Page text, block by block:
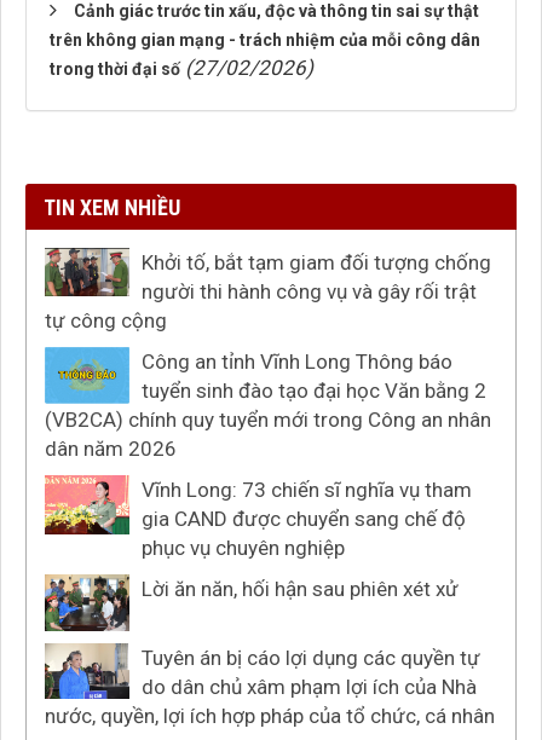
Cảnh giác trước tin xấu, độc và thông tin sai sự thật
trên không gian mạng - trách nhiệm của mỗi công dân
trong thời đại số (27/02/2026)
TIN XEM NHIỀU
Khởi tố, bắt tạm giam đối tượng chống
người thi hành công vụ và gây rối trật
tự công cộng
Công an tỉnh Vĩnh Long Thông báo
tuyển sinh đào tạo đại học Văn bằng 2
(VB2CA) chính quy tuyển mới trong Công an nhân
dân năm 2026
Vĩnh Long: 73 chiến sĩ nghĩa vụ tham
gia CAND được chuyển sang chế độ
phục vụ chuyên nghiệp
Lời ăn năn, hối hận sau phiên xét xử
Tuyên án bị cáo lợi dụng các quyền tự
do dân chủ xâm phạm lợi ích của Nhà
nước, quyền, lợi ích hợp pháp của tổ chức, cá nhân